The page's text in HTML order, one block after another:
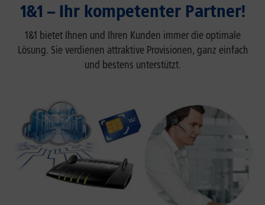
1&1 – Ihr kompetenter Partner!
1&1 bietet Ihnen und Ihren Kunden immer die optimale
Lösung. Sie verdienen attraktive Provisionen, ganz einfach
und bestens unterstützt.